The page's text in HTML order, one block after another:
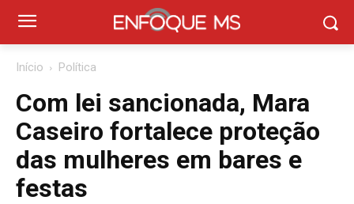
Início Política
Com lei sancionada, Mara
Caseiro fortalece proteção
das mulheres em bares e
festas